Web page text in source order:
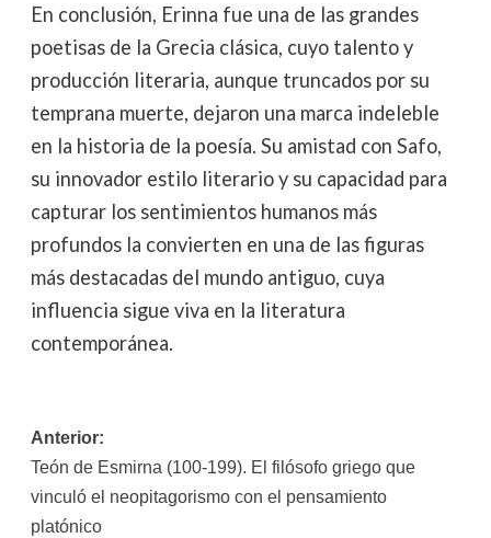
En conclusión, Erinna fue una de las grandes
poetisas de la Grecia clásica, cuyo talento y
producción literaria, aunque truncados por su
temprana muerte, dejaron una marca indeleble
en la historia de la poesía. Su amistad con Safo,
su innovador estilo literario y su capacidad para
capturar los sentimientos humanos más
profundos la convierten en una de las figuras
más destacadas del mundo antiguo, cuya
influencia sigue viva en la literatura
contemporánea.
Navegación
de
entradas
Anterior:
Teón de Esmirna (100-199). El filósofo griego que
vinculó el neopitagorismo con el pensamiento
platónico